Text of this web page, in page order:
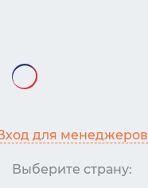
для менеджеров
Выберите страну: